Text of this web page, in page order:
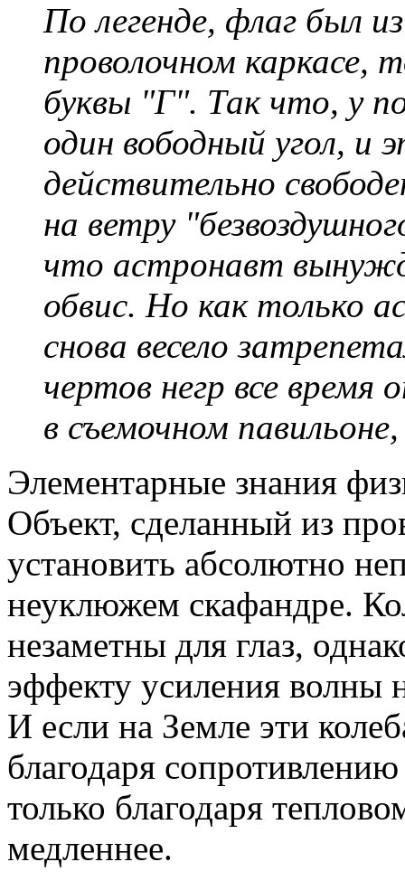
По легенде, флаг был
проволочном каркасе,
буквы "Г". Так что, у
один вободный угол, и
действительно
на ветру
что астронавт
обвис. Но как только
снова весело
чертов негр все время
в съемочном павильоне,
Элементарные знания
Объект, сделанный из
установить абсолютно
неуклюжем скафандре.
незаметны для глаз,
эффекту усиления волны
И если на Земле эти
благодаря
только благодаря
медленнее.